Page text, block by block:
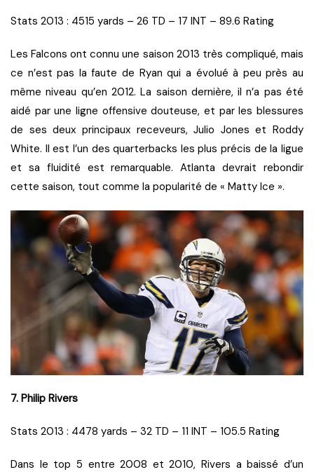
Stats 2013 : 4515 yards – 26 TD – 17 INT – 89.6 Rating
Les Falcons ont connu une saison 2013 très compliqué, mais
ce n’est pas la faute de Ryan qui a évolué à peu près au
même niveau qu’en 2012. La saison dernière, il n’a pas été
aidé par une ligne offensive douteuse, et par les blessures
de ses deux principaux receveurs, Julio Jones et Roddy
White. Il est l’un des quarterbacks les plus précis de la ligue
et sa fluidité est remarquable. Atlanta devrait rebondir
cette saison, tout comme la popularité de « Matty Ice ».
7. Philip Rivers
Stats 2013 : 4478 yards – 32 TD – 11 INT – 105.5 Rating
Dans le top 5 entre 2008 et 2010, Rivers a baissé d’un